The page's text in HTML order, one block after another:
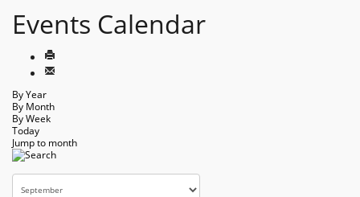
Events Calendar
By Year
By Month
By Week
Today
Jump to month